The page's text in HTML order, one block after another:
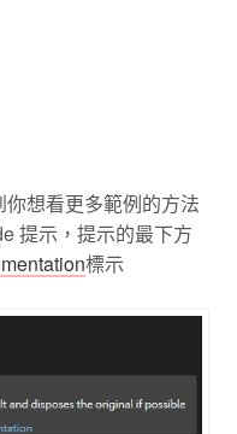
想看更多範例的方法
提示，提示的最下方
標示